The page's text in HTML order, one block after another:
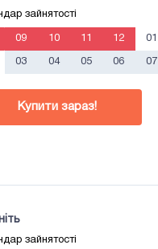
зайнятості
09 10 11 12 01
03 04 05 06 07
Купити зараз!
зайнятості